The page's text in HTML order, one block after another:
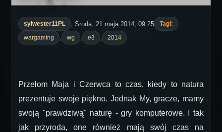
sylwester11PL , Środa, 21 maja 2014, 09:25
Tagi:
wargaming
wg e3 2014
Przełom Maja i Czerwca to czas, kiedy to natura
prezentuje swoje piękno. Jednak My, gracze, mamy
swoją "prawdziwą" naturę - gry komputerowe. I tak
jak przyroda, one również mają swój czas na